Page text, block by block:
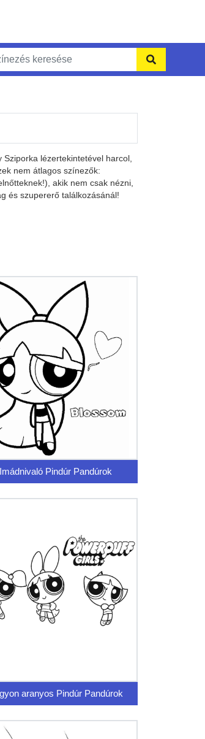
lézertekintetével harcol,
nem átlagos színezők:
akik nem csak nézni,
és szupererő találkozásánál!
Imádnivaló Pindúr Pandúrok
aranyos Pindúr Pandúrok